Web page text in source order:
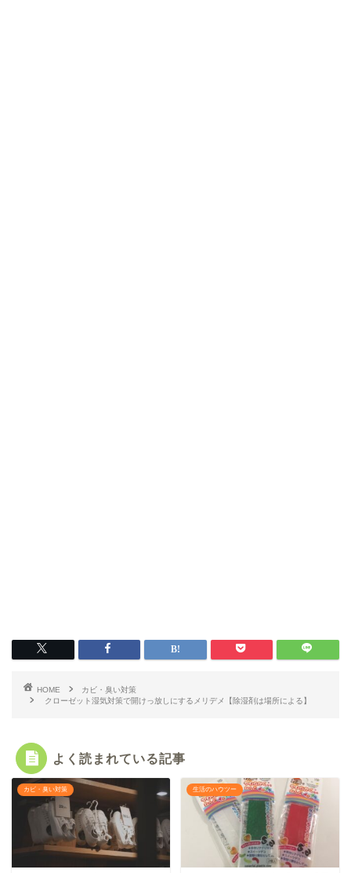
HOME
カビ・臭い対策
クローゼット湿気対策で開けっ放しにするメリデメ【除湿剤は場所による】
よく読まれている記事
カビ・臭い対策 生活のハウツー